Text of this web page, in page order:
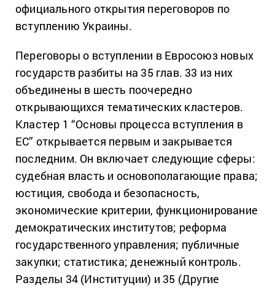
официального открытия переговоров по
вступлению Украины.
Переговоры о вступлении в Евросоюз новых
государств разбиты на 35 глав. 33 из них
объединены в шесть поочередно
открывающихся тематических кластеров.
Кластер 1 “Основы процесса вступления в
ЕС” открывается первым и закрывается
последним. Он включает следующие сферы:
судебная власть и основополагающие права;
юстиция, свобода и безопасность,
экономические критерии, функционирование
демократических институтов; реформа
государственного управления; публичные
закупки; статистика; денежный контроль.
Разделы 34 (Институции) и 35 (Другие